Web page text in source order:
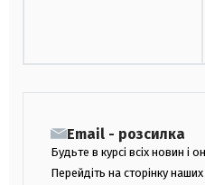
Email - розсилка
Будьте в курсі всіх новин і
Перейдіть на сторінку